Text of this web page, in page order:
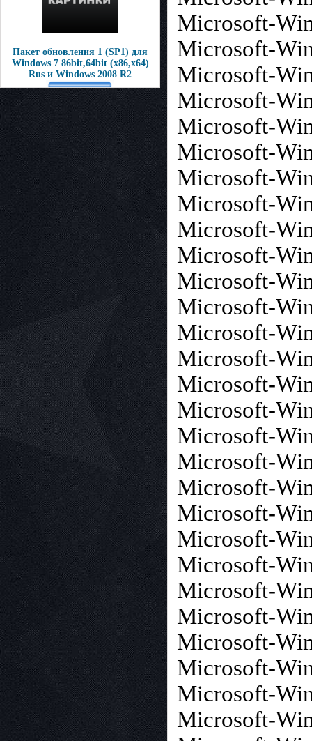
Пакет обновления 1 (SP1) для
Windows 7 86bit,64bit (x86,x64)
Rus и Windows 2008 R2
Microsoft-
Microsoft-
Microsoft-
Microsoft-
Microsoft-
Microsoft-
Microsoft-
Microsoft-
Microsoft-
Microsoft-
Microsoft-
Microsoft-
Microsoft-
Microsoft-
Microsoft-
Microsoft-
Microsoft-
Microsoft-
Microsoft-
Microsoft-
Microsoft-
Microsoft-
Microsoft-
Microsoft-
Microsoft-
Microsoft-
Microsoft-
Microsoft-